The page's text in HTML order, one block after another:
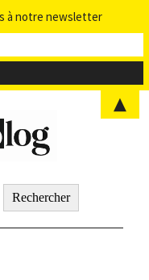
Rechercher
à notre newsletter
▲